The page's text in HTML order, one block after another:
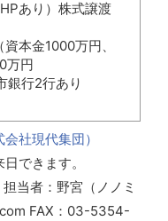
あり）株式譲渡
本金1000万円、
万円
銀行2行あり
社現代集団）
できます。
当者：野宮（ノノミ
FAX：03-5354-